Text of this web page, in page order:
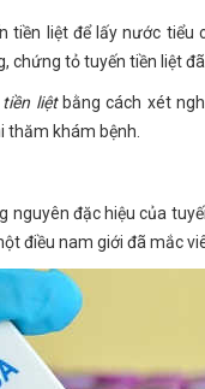
tiền liệt để lấy nước
chứng tỏ tuyến tiền liệt
liệtbằng cách xét
thăm khám bệnh.
nguyên đặc hiệu của
điều nam giới đã mắc